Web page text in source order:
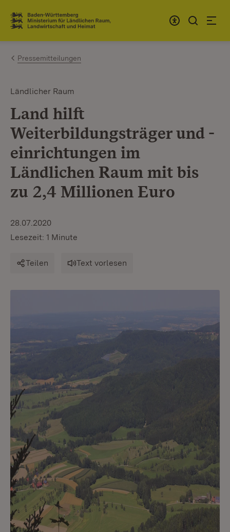
Zum Inhalt springen
Link zur Startseite
Pressemitteilungen
Ländlicher Raum
Land hilft
Weiterbildungsträger und -
einrichtungen im
Ländlichen Raum mit bis
zu 2,4 Millionen Euro
28.07.2020
Lesezeit: 1 Minute
Teilen Text vorlesen